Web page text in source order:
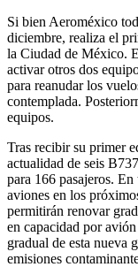
Si bien Aeroméxico
diciembre, realiza el
la Ciudad de México.
activar otros dos
para reanudar los
contemplada.
equipos.
Tras recibir su primer
actualidad de seis
para 166 pasajeros.
aviones en los
permitirán renovar
en capacidad por
gradual de esta nueva
emisiones